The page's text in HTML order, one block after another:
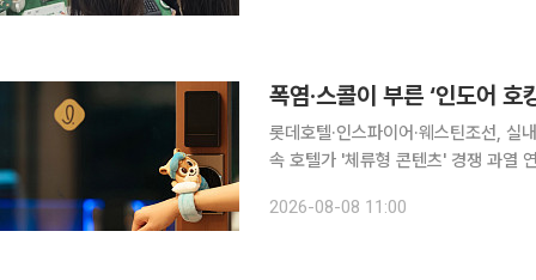
폭염·스콜이 부른 ‘인도어
롯데호텔·인스파이어·웨스틴조선,
속 호텔가 '체류형 콘텐츠' 경쟁 과열 연일 35도를 웃도는 폭염에 예측하기 어려운 스콜성 폭우까지
웰니스 프로그램 등을 결합한 체류형
2026-08-08 11:00